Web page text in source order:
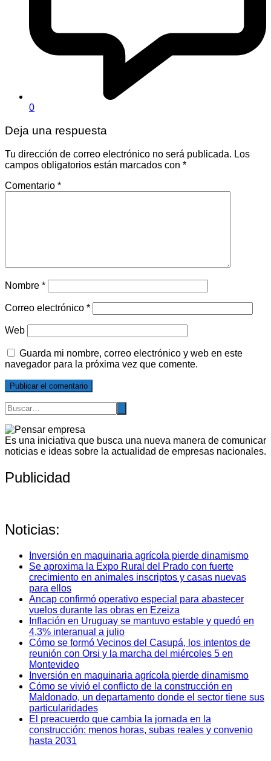
0
Deja una respuesta
Tu dirección de correo electrónico no será publicada. Los
campos obligatorios están marcados con *
Comentario *
Nombre *
Correo electrónico *
Web
Guarda mi nombre, correo electrónico y web en este
navegador para la próxima vez que comente.
Es una iniciativa que busca una nueva manera de comunicar
noticias e ideas sobre la actualidad de empresas nacionales.
Publicidad
Noticias:
Inversión en maquinaria agrícola pierde dinamismo
Se aproxima la Expo Rural del Prado con fuerte
crecimiento en animales inscriptos y casas nuevas
para ellos
Ancap confirmó operativo especial para abastecer
vuelos durante las obras en Ezeiza
Inflación en Uruguay se mantuvo estable y quedó en
4,3% interanual a julio
Cómo se formó Vecinos del Casupá, los intentos de
reunión con Orsi y la marcha del miércoles 5 en
Montevideo
Inversión en maquinaria agrícola pierde dinamismo
Cómo se vivió el conflicto de la construcción en
Maldonado, un departamento donde el sector tiene sus
particularidades
El preacuerdo que cambia la jornada en la
construcción: menos horas, subas reales y convenio
hasta 2031